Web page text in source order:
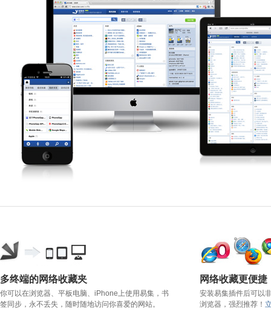
多终端的网络收藏夹
你可以在浏览器、平板电脑、iPhone上使用易集，书
签同步，永不丢失，随时随地访问你喜爱的网站。
网络收藏更便捷
安装易集插件后可以
浏览器，强烈推荐！